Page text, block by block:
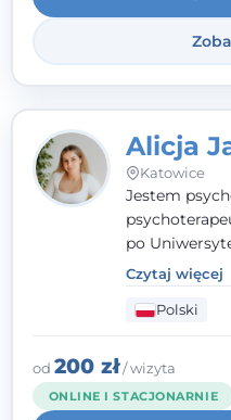
Alicja
Katowice
Jestem
po
dorosłymi,
pomoc na
potrzeb i
Terapia to
którym
zrozumiany.
Czytaj więcej
Polski
od 200 zł/ wizyta
ONLINE I STACJONARNIE